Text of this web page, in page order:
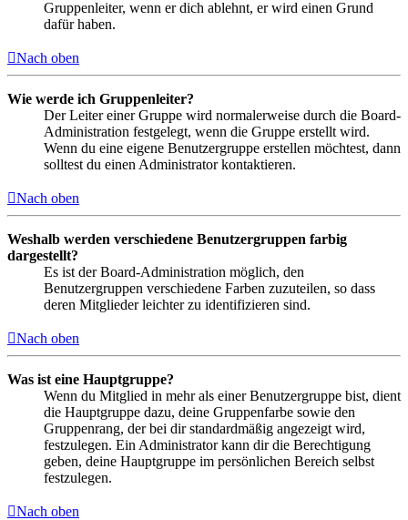
Gruppenleiter, wenn er dich ablehnt, er wird einen Grund
dafür haben.
Nach oben
Wie werde ich Gruppenleiter?
Der Leiter einer Gruppe wird normalerweise durch die Board-
Administration festgelegt, wenn die Gruppe erstellt wird.
Wenn du eine eigene Benutzergruppe erstellen möchtest, dann
solltest du einen Administrator kontaktieren.
Nach oben
Weshalb werden verschiedene Benutzergruppen farbig
dargestellt?
Es ist der Board-Administration möglich, den
Benutzergruppen verschiedene Farben zuzuteilen, so dass
deren Mitglieder leichter zu identifizieren sind.
Nach oben
Was ist eine Hauptgruppe?
Wenn du Mitglied in mehr als einer Benutzergruppe bist, dient
die Hauptgruppe dazu, deine Gruppenfarbe sowie den
Gruppenrang, der bei dir standardmäßig angezeigt wird,
festzulegen. Ein Administrator kann dir die Berechtigung
geben, deine Hauptgruppe im persönlichen Bereich selbst
festzulegen.
Nach oben